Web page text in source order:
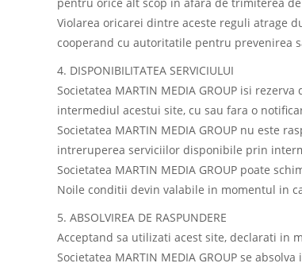
Violarea oricarei dintre aceste reguli atrage
cooperand cu autoritatile pentru prevenirea
4. DISPONIBILITATEA SERVICIULUI
Societatea MARTIN MEDIA GROUP isi
intermediul acestui site, cu sau fara o
Societatea MARTIN MEDIA GROUP nu este
intreruperea serviciilor disponibile prin
Societatea MARTIN MEDIA GROUP poate
Noile conditii devin valabile in momentul in
5. ABSOLVIREA DE RASPUNDERE
Acceptand sa utilizati acest site, declarati in
Societatea MARTIN MEDIA GROUP se